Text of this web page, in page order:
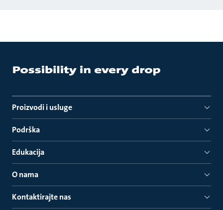
Proizvodi i usluge
Podrška
Edukacija
O nama
Kontaktirajte nas